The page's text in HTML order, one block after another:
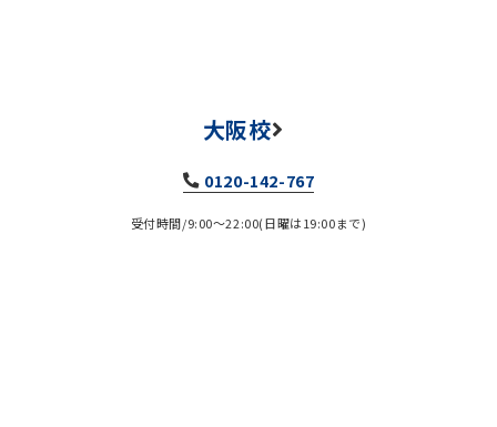
大阪校
0120-142-767
受付時間/9:00～22:00(日曜は19:00まで)